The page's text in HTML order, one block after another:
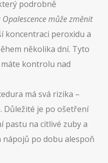
podrobně
Opalescence může změnit
koncentraci peroxidu a
několika dní. Tyto
kontrolu nad
má svá rizika –
Důležité je po ošetření
pastu na citlivé zuby a
po dobu alespoň